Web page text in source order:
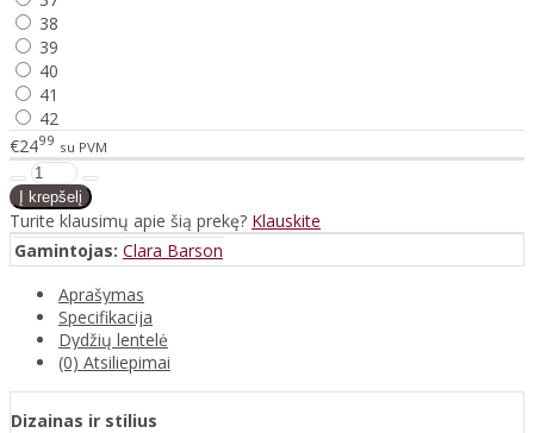
38
39
40
41
42
€2499 su PVM
Turite klausimų apie šią prekę? Klauskite
Gamintojas: Clara Barson
Aprašymas
Specifikacija
Dydžių lentelė
(0) Atsiliepimai
Dizainas ir stilius